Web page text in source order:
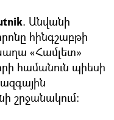
. Անվանի
հինգշաբթի
«Համլետ»
համանուն պիեսի
շրջանակում։